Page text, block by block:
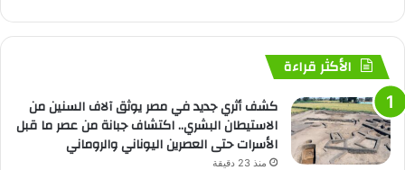
الأكثر قراءة
كشف أثري جديد في مصر يوثق آلاف السنين من
الاستيطان البشري.. اكتشاف جبانة من عصر ما قبل
الأسرات حتى العصرين اليوناني والروماني
منذ 23 دقيقة